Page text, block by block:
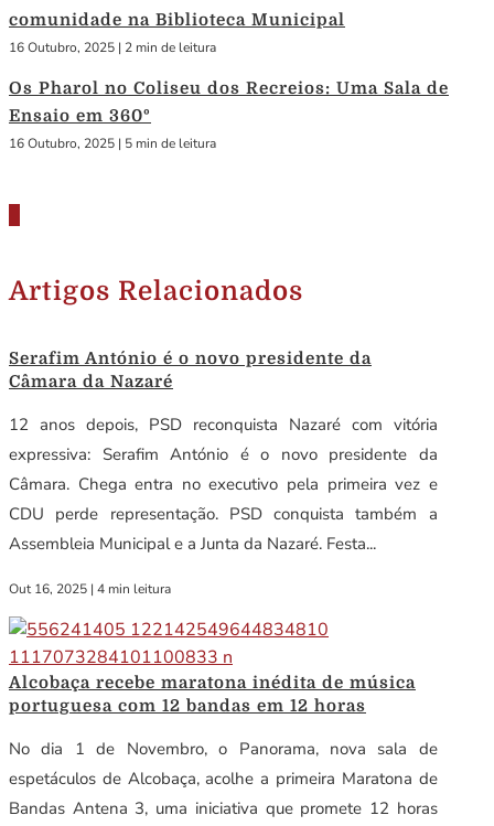
comunidade na Biblioteca Municipal
16 Outubro, 2025 | 2 min de leitura
Os Pharol no Coliseu dos Recreios: Uma Sala de
Ensaio em 360º
16 Outubro, 2025 | 5 min de leitura
Artigos Relacionados
Serafim António é o novo presidente da
Câmara da Nazaré
12 anos depois, PSD reconquista Nazaré com vitória
expressiva: Serafim António é o novo presidente da
Câmara. Chega entra no executivo pela primeira vez e
CDU perde representação. PSD conquista também a
Assembleia Municipal e a Junta da Nazaré. Festa...
Out 16, 2025 | 4 min leitura
Alcobaça recebe maratona inédita de música
portuguesa com 12 bandas em 12 horas
No dia 1 de Novembro, o Panorama, nova sala de
espetáculos de Alcobaça, acolhe a primeira Maratona de
Bandas Antena 3, uma iniciativa que promete 12 horas